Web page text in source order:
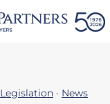
Legislation · News